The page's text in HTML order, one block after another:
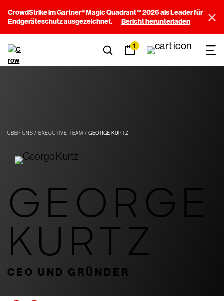
CrowdStrike im Gartner® Magic Quadrant™ 2026 als Leader für
Endgeräteschutz ausgezeichnet.
Bericht herunterladen
1
ÜBER UNS EXECUTIVE TEAM GEORGE KURTZ
GEORGE
KURTZ
CEO UND GRÜNDER